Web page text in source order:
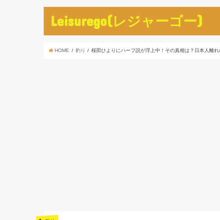
Leisurego(レジャーゴー)
HOME 釣り 桜田ひよりにハーフ説が浮上中！その真相は？日本人離れ